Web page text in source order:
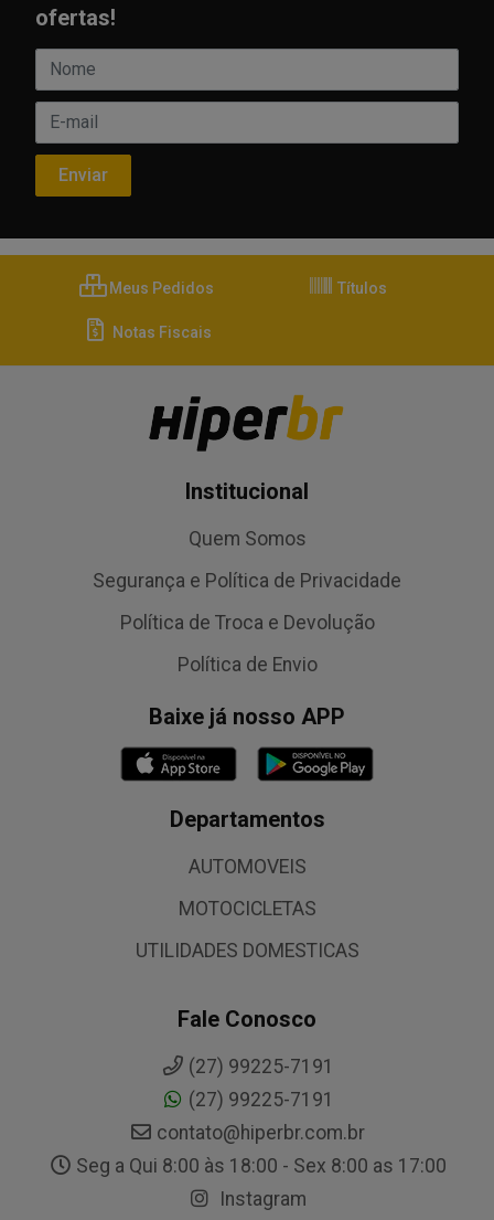
ofertas!
Meus Pedidos Títulos
Notas Fiscais
Institucional
Quem Somos
Segurança e Política de Privacidade
Política de Troca e Devolução
Política de Envio
Baixe já nosso APP
Departamentos
AUTOMOVEIS
MOTOCICLETAS
UTILIDADES DOMESTICAS
Fale Conosco
(27) 99225-7191
(27) 99225-7191
contato@hiperbr.com.br
Seg a Qui 8:00 às 18:00 - Sex 8:00 as 17:00
Instagram